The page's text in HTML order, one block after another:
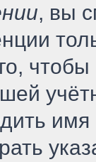
, вы
чтобы